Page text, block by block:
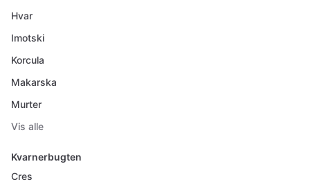
Hvar
Imotski
Korcula
Makarska
Murter
Vis alle
Kvarnerbugten
Cres